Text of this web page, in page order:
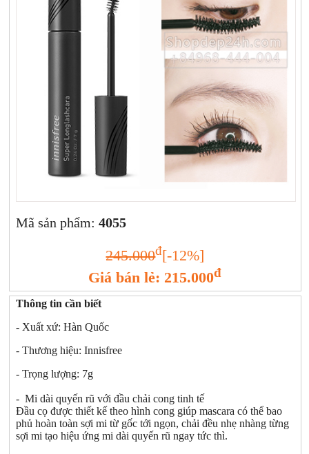
Xịt khoáng
Sữa rửa mặt | Tẩy trang | Lột mụn
Kit | Samples các loại
Cushion | BB cream | CC cream
Giảm cân | Tăng cân
Mã sản phẩm:4055
245.000đ[-12%]
Giá bán lẻ: 215.000đ
Thông tin cần biết
- Xuất xứ: Hàn Quốc
- Thương hiệu: Innisfree
- Trọng lượng: 7g
- Mi dài quyến rũ với đầu chải cong tinh tế
Đầu cọ được thiết kế theo hình cong giúp mascara có thể bao
phủ hoàn toàn sợi mi từ gốc tới ngọn, chải đều nhẹ nhàng từng
sợi mi tạo hiệu ứng mi dài quyến rũ ngay tức thì.